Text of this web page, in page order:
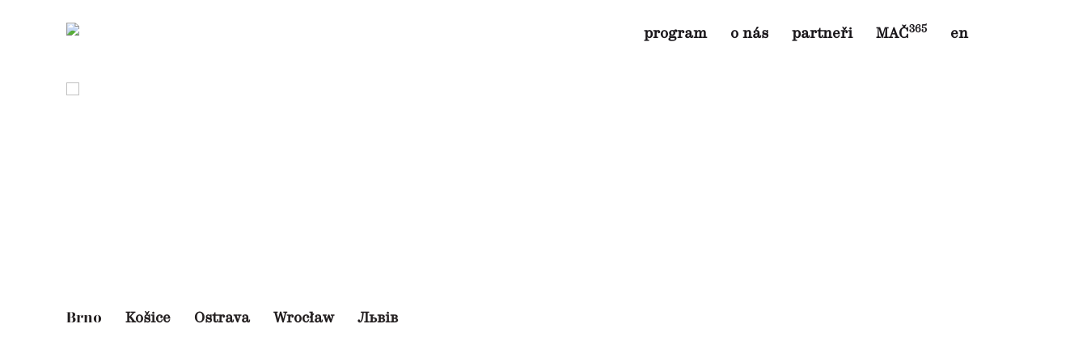
program o nás partneři MAČ365 en
Brno Košice Ostrava Wrocław Львів